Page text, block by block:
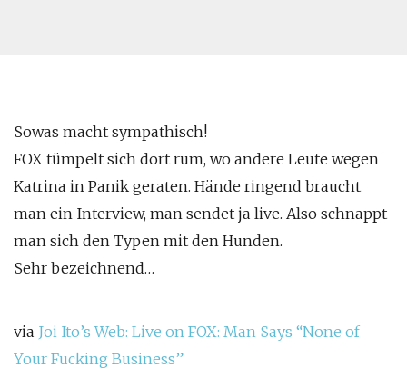
Sowas macht sympathisch!
FOX tümpelt sich dort rum, wo andere Leute wegen
Katrina in Panik geraten. Hände ringend braucht
man ein Interview, man sendet ja live. Also schnappt
man sich den Typen mit den Hunden.
Sehr bezeichnend…
via Joi Ito’s Web: Live on FOX: Man Says “None of
Your Fucking Business”